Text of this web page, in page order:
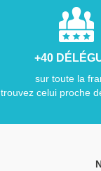
+40
sur toute la
trouvez celui proche